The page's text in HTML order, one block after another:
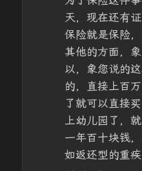
天，现在还有
保险就是保险
其他的方面，
以，象您说的
的，直接上百
了就可以直接
上幼儿园了，
一年百十块钱
如返还型的重疾